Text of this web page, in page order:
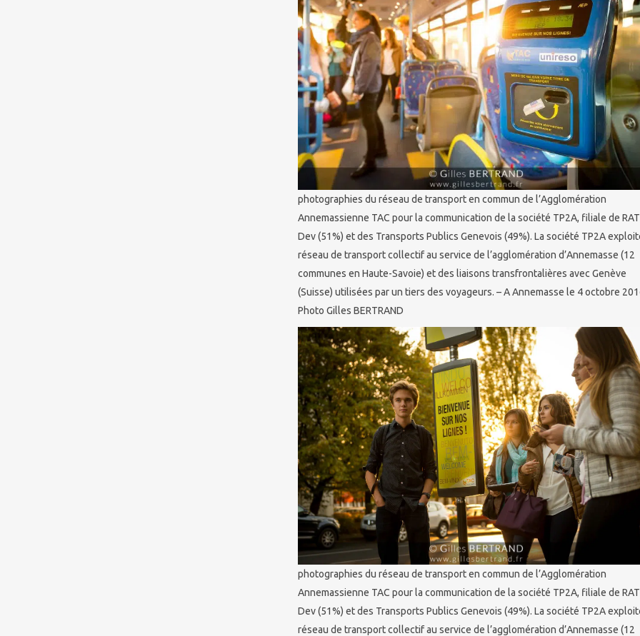
photographies du réseau de transport en commun de l’Agglomération
Annemassienne TAC pour la communication de la société TP2A, filiale de
Dev (51%) et des Transports Publics Genevois (49%). La société TP2A
réseau de transport collectif au service de l’agglomération d’Annemasse (12
communes en Haute-Savoie) et des liaisons transfrontalières avec Genève
(Suisse) utilisées par un tiers des voyageurs. – A Annemasse le 4 octobre
Photo Gilles BERTRAND
photographies du réseau de transport en commun de l’Agglomération
Annemassienne TAC pour la communication de la société TP2A, filiale de
Dev (51%) et des Transports Publics Genevois (49%). La société TP2A
réseau de transport collectif au service de l’agglomération d’Annemasse (12